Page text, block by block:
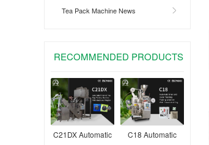
Tea Pack Machine News
RECOMMENDED PRODUCTS
C21DX Automatic
C18 Automatic